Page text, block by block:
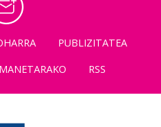
PUBLIZITATEA
RSS